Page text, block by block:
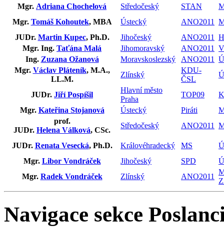
Mgr. Adriana Chochelová Středočeský STAN
Mgr. Tomáš Kohoutek, MBA Ústecký ANO2011
JUDr. Martin Kupec, Ph.D. Jihočeský ANO2011
Mgr. Ing. Taťána Malá Jihomoravský ANO2011
Ing. Zuzana Ožanová Moravskoslezský ANO2011
Mgr. Václav Pláteník, M.A.,
LL.M.
Zlínský
KDU-
ČSL
JUDr. Jiří Pospíšil
Hlavní město
Praha
TOP09
Mgr. Kateřina Stojanová Ústecký Piráti
prof.
JUDr. Helena Válková, CSc.
Středočeský ANO2011
JUDr. Renata Vesecká, Ph.D. Královéhradecký MS
Mgr. Libor Vondráček Jihočeský SPD
Mgr. Radek Vondráček Zlínský ANO2011
Navigace sekce